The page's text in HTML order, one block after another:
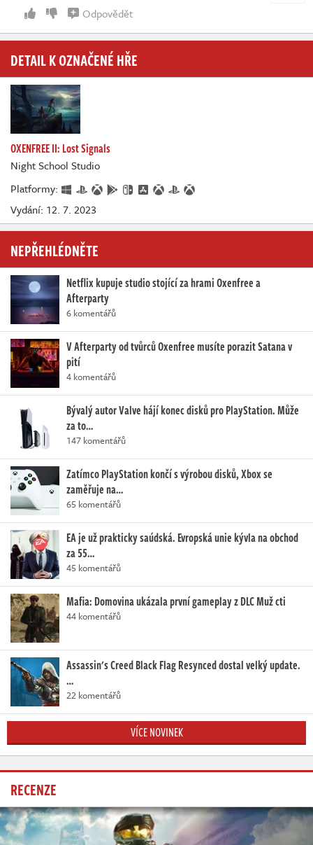
Odpovědět
DETAIL K OZNAČENÉ HŘE
OXENFREE II: Lost Signals
Night School Studio
Platformy:
Vydání: 12. 7. 2023
NEPŘEHLÉDNĚTE
Netflix kupuje studio stojící za hrami Oxenfree a
Afterparty
6 komentářů
V Afterparty od tvůrců Oxenfree musíte porazit Satana v
pití
4 komentářů
Bývalý autor Valve hájí konec disků pro PlayStation. Může
za to…
147 komentářů
Zatímco PlayStation končí s výrobou disků, Xbox se
zaměřuje na…
65 komentářů
EA je už prakticky saúdská. Evropská unie kývla na obchod
za 55…
45 komentářů
Mafia: Domovina ukázala první gameplay z DLC Muž cti
44 komentářů
Assassin's Creed Black Flag Resynced dostal velký update.
…
22 komentářů
VÍCE NOVINEK
RECENZE